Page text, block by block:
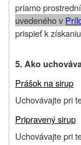
priamo
uvedeného v
prispieť k
5. Ako
Prášok na sirup
Uchovávajte pri
Pripravený sirup
Uchovávajte pri